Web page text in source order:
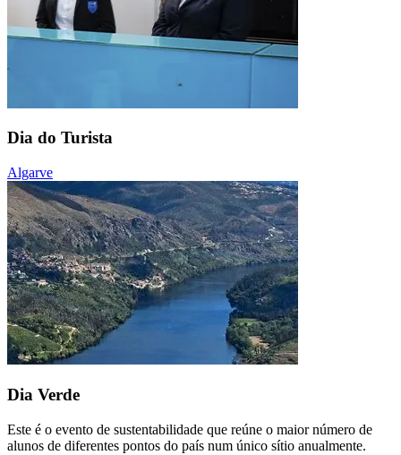
Dia do Turista
Algarve
Dia Verde
Este é o evento de sustentabilidade que reúne o maior número de
alunos de diferentes pontos do país num único sítio anualmente.